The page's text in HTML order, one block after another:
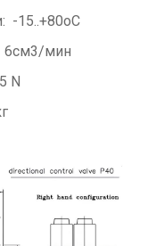
-15..+80оС
6cм3/мин
N